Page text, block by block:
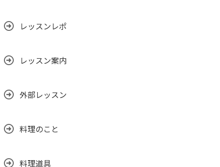
レッスンレポ
レッスン案内
外部レッスン
料理のこと
料理道具